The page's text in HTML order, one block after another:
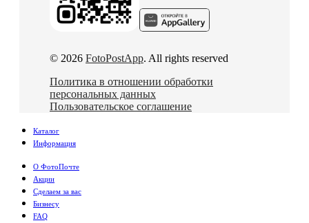
© 2026 FotoPostApp. All rights reserved
Политика в отношении обработки
персональных данных
Пользовательское соглашение
Каталог
Информация
О ФотоПочте
Акции
Сделаем за вас
Бизнесу
FAQ